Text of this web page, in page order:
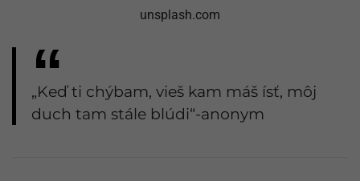
unsplash.com
„Keď ti chýbam, vieš kam máš ísť, môj
duch tam stále blúdi“-anonym